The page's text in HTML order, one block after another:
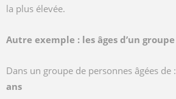
la plus élevée.
Autre exemple : les âges d’un groupe
Dans un groupe de personnes âgées de :
ans